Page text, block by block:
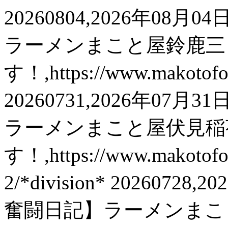
20260804,2026年08月
ラーメンまこと屋鈴鹿
す！,https://
20260731,2026年07月
ラーメンまこと屋伏見
す！,https://
2/*division*
奮闘日記】ラーメンま